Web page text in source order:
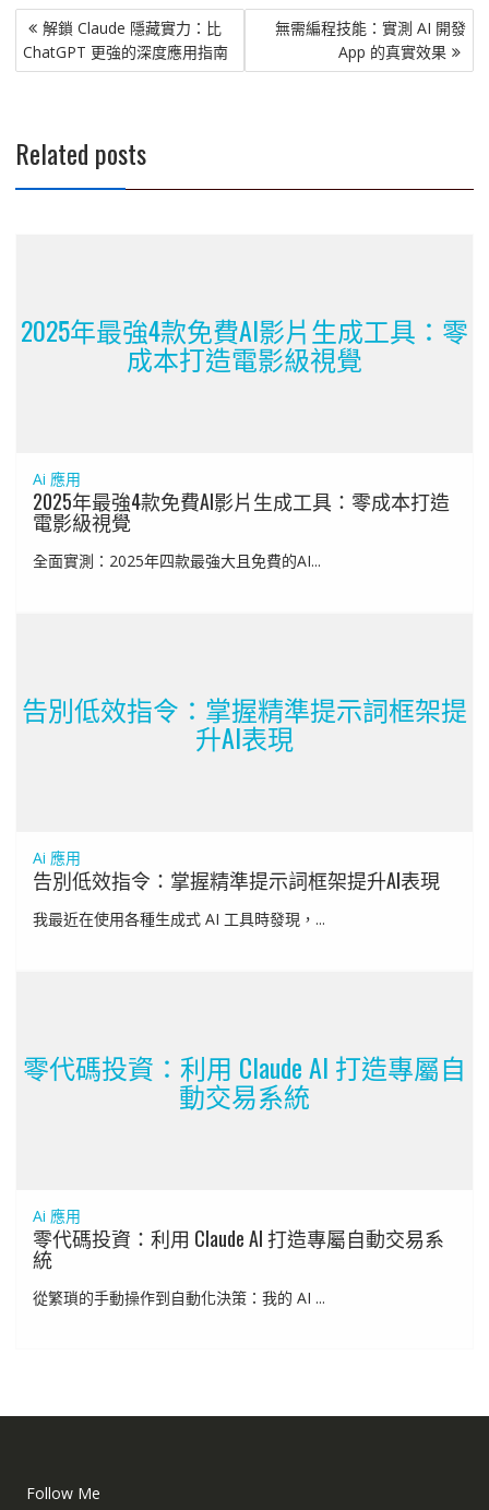
文
章
導
解鎖 Claude 隱藏實力：比
ChatGPT 更強的深度應用指南
無需編程技能：實測 AI 開發
App 的真實效果
Related posts
2025年最強4款免費AI影片生成工具：零
成本打造電影級視覺
Ai 應用
2025年最強4款免費AI影片生成工具：零成本打造
電影級視覺
全面實測：2025年四款最強大且免費的AI...
告別低效指令：掌握精準提示詞框架提
升AI表現
Ai 應用
告別低效指令：掌握精準提示詞框架提升AI表現
我最近在使用各種生成式 AI 工具時發現，...
零代碼投資：利用 Claude AI 打造專屬自
動交易系統
Ai 應用
零代碼投資：利用 Claude AI 打造專屬自動交易系
統
從繁瑣的手動操作到自動化決策：我的 AI ...
Follow Me